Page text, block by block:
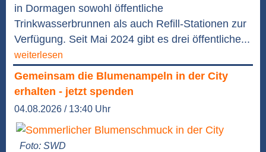
in Dormagen sowohl öffentliche
Trinkwasserbrunnen als auch Refill-Stationen zur
Verfügung. Seit Mai 2024 gibt es drei öffentliche...
weiterlesen
Gemeinsam die Blumenampeln in der City
erhalten - jetzt spenden
04.08.2026 / 13:40 Uhr
Foto: SWD